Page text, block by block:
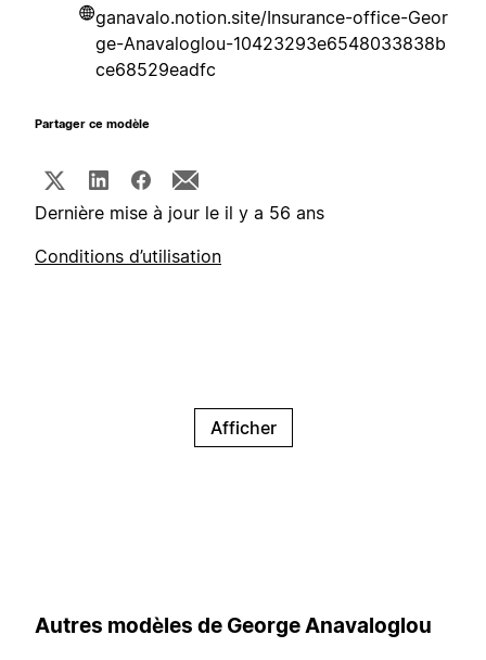
ganavalo.notion.site/Insurance-office-Geor
ge-Anavaloglou-10423293e6548033838b
ce68529eadfc
Partager ce modèle
Dernière mise à jour le il y a 56 ans
Conditions d’utilisation
Afficher
Autres modèles de George Anavaloglou